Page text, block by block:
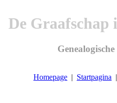
De Graafschap
Homepage | Startpagina |